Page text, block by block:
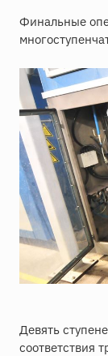
Финальные
Девять
соответствия